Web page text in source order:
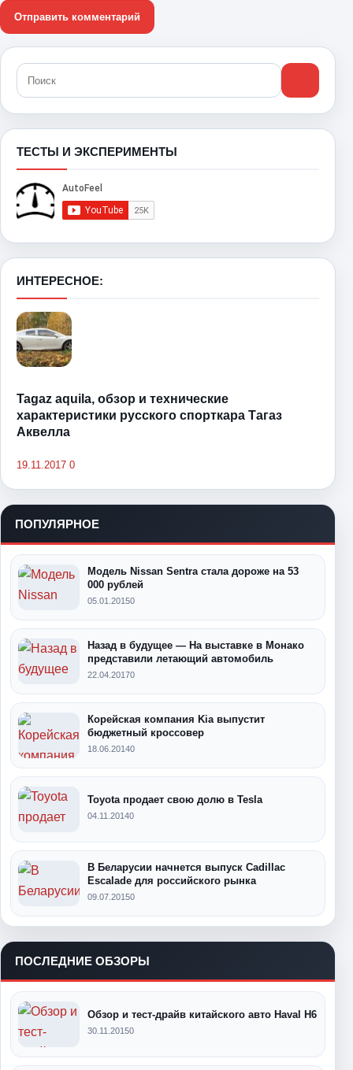
ТЕСТЫ И ЭКСПЕРИМЕНТЫ
ИНТЕРЕСНОЕ:
Tagaz aquila, обзор и технические
характеристики русского спорткара Тагаз
Аквелла
19.11.2017 0
ПОПУЛЯРНОЕ
Модель Nissan Sentra стала дороже на 53
000 рублей
05.01.20150
Назад в будущее — На выставке в Монако
представили летающий автомобиль
22.04.20170
Корейская компания Kia выпустит
бюджетный кроссовер
18.06.20140
Toyota продает свою долю в Tesla
04.11.20140
В Беларусии начнется выпуск Cadillac
Escalade для российского рынка
09.07.20150
ПОСЛЕДНИЕ ОБЗОРЫ
Обзор и тест-драйв китайского авто Haval H6
30.11.20150